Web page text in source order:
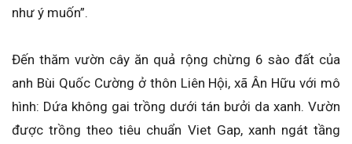
như ý muốn”.
Đến thăm vườn cây ăn quả rộng chừng 6 sào đất của
anh Bùi Quốc Cường ở thôn Liên Hội, xã Ân Hữu với mô
hình: Dứa không gai trồng dưới tán bưởi da xanh. Vườn
được trồng theo tiêu chuẩn Viet Gap, xanh ngát tầng